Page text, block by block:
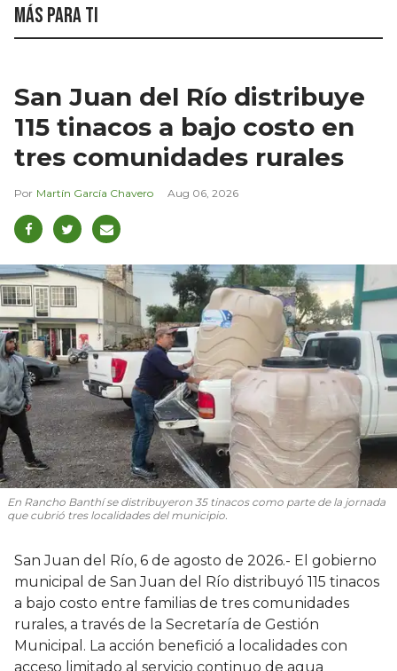
Más para ti
San Juan del Río distribuye
115 tinacos a bajo costo en
tres comunidades rurales
Martín García Chavero Aug 06, 2026
En Rancho Banthí se distribuyeron 35 tinacos como parte de la jornada
que cubrió tres localidades del municipio.
San Juan del Río, 6 de agosto de 2026.- El gobierno
municipal de San Juan del Río distribuyó 115 tinacos
a bajo costo entre familias de tres comunidades
rurales, a través de la Secretaría de Gestión
Municipal. La acción benefició a localidades con
acceso limitado al servicio continuo de agua